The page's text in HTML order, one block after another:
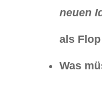
neuen
als
Was